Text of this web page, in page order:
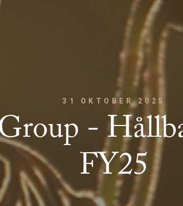
31 OKTOBER 2025
-
FY25